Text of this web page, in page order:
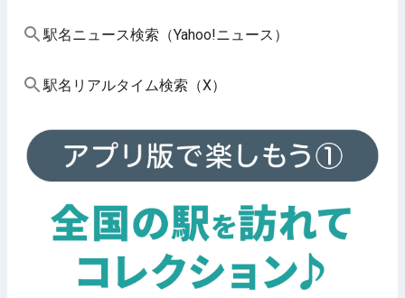
駅名ニュース検索（Yahoo!ニュース）
駅名リアルタイム検索（X）